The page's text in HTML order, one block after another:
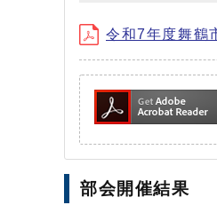
令和7年度舞鶴
部会開催結果